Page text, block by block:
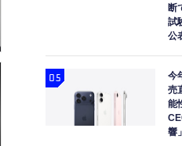
断
試
公
今
売
能
響